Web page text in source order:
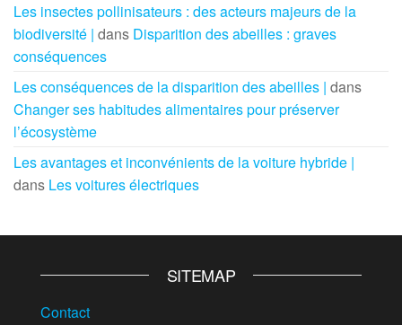
Les insectes pollinisateurs : des acteurs majeurs de la
biodiversité | dans Disparition des abeilles : graves
conséquences
Les conséquences de la disparition des abeilles | dans
Changer ses habitudes alimentaires pour préserver
l’écosystème
Les avantages et inconvénients de la voiture hybride |
dans Les voitures électriques
SITEMAP
Contact